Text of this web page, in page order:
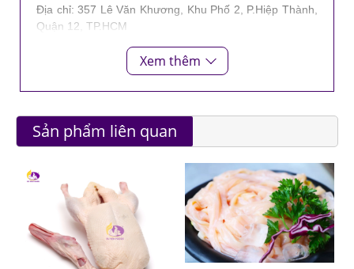
Địa chỉ: 357 Lê Văn Khương, Khu Phố 2, P.Hiệp Thành,
Quận 12, TP.HCM
Email: vuyenfood1979@gmail.com
Website: vuyenfoods.com
Xem thêm
Sản phẩm liên quan